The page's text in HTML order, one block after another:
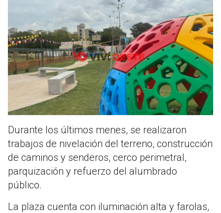
Durante los últimos menes, se realizaron
trabajos de nivelación del terreno, construcción
de caminos y senderos, cerco perimetral,
parquización y refuerzo del alumbrado
público.
La plaza cuenta con iluminación alta y farolas,